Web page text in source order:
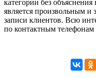
категории без
является произвольным и
записи клиентов. Всю
по контактным телефонам